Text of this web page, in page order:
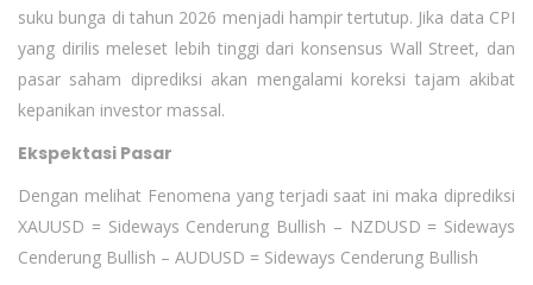
suku bunga di tahun 2026 menjadi hampir tertutup. Jika data CPI
yang dirilis meleset lebih tinggi dari konsensus Wall Street, dan
pasar saham diprediksi akan mengalami koreksi tajam akibat
kepanikan investor massal.
Ekspektasi Pasar
Dengan melihat Fenomena yang terjadi saat ini maka diprediksi
XAUUSD = Sideways Cenderung Bullish – NZDUSD = Sideways
Cenderung Bullish – AUDUSD = Sideways Cenderung Bullish